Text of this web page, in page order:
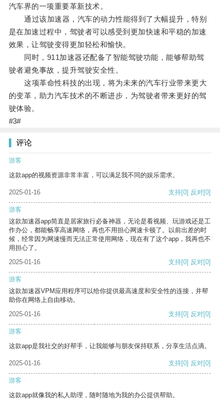
汽车界的一项重要革新技术。
通过该加速器，汽车的动力性能得到了大幅提升，特别
是在加速过程中，驾驶者可以感受到更加快速和平稳的加速
效果，让驾驶变得更加轻松和愉快。
同时，911加速器还配备了智能驾驶功能，能够帮助驾
驶者避免事故，提升驾驶安全性。
这项革命性科技的出现，将为未来的汽车行业带来更大
的变革，助力汽车技术的不断进步，为驾驶者带来更好的驾
驶体验。
#3#
评论
游客
这款app的视频资源非常丰富，可以满足我不同的娱乐需求。
2025-01-16 支持[0] 反对[0]
游客
这款加速器app简直是居家旅行必备神器，无论是看视频、玩游戏还是工
作办公，都能畅享高速网络，再也不用担心网速卡顿了。以前出差的时
候，经常因为网速慢而无法正常使用网络，现在有了这个app，我再也不
用担心了。
2025-01-16
支持[0] 反对[0]
游客
这款加速器VPM应用程序可以给你提供最高速度和安全性的连接，并帮
助你在网络上自由移动。
2025-01-16
支持[0] 反对[0]
游客
这款app是我社交的好帮手，让我能够与朋友保持联系，分享生活点滴。
2025-01-16 支持[0] 反对[0]
游客
这款app就像我的私人助理，随时随地为我的办公提供帮助。